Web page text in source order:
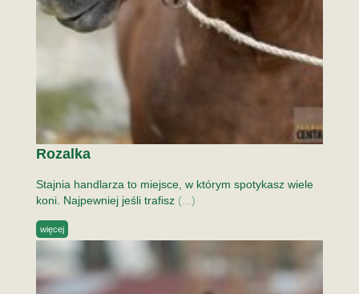
Rozalka
Stajnia handlarza to miejsce, w którym spotykasz wiele
koni. Najpewniej jeśli trafisz (...)
więcej